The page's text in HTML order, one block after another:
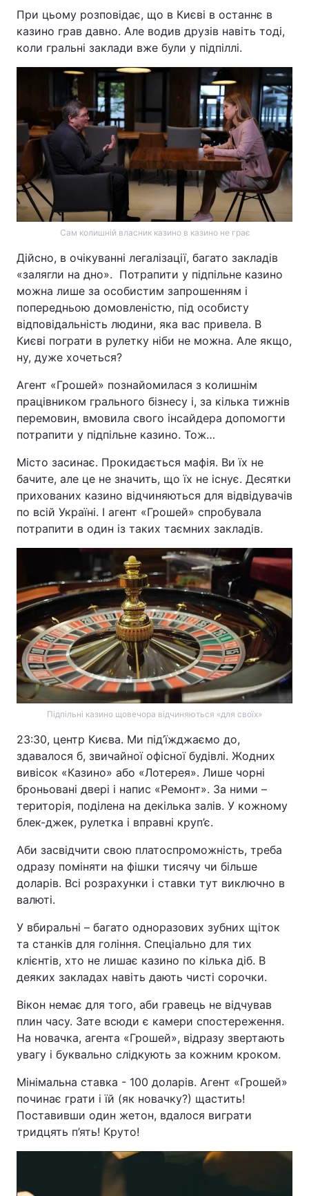
При цьому розповідає, що в Києві в останнє в
казино грав давно. Але водив друзів навіть тоді,
коли гральні заклади вже були у підпіллі.
Сам колишній власник казино в казино не грає
Дійсно, в очікуванні легалізації, багато закладів
«залягли на дно». Потрапити у підпільне казино
можна лише за особистим запрошенням і
попередньою домовленістю, під особисту
відповідальність людини, яка вас привела. В
Києві пограти в рулетку ніби не можна. Але якщо,
ну, дуже хочеться?
Агент «Грошей» познайомилася з колишнім
працівником грального бізнесу і, за кілька тижнів
перемовин, вмовила свого інсайдера допомогти
потрапити у підпільне казино. Тож…
Місто засинає. Прокидається мафія. Ви їх не
бачите, але це не значить, що їх не існує. Десятки
прихованих казино відчиняються для відвідувачів
по всій Україні. І агент «Грошей» спробувала
потрапити в один із таких таємних закладів.
Підпільні казино щовечора відчиняються «для своїх»
23:30, центр Києва. Ми під’їжджаємо до,
здавалося б, звичайної офісної будівлі. Жодних
вивісок «Казино» або «Лотерея». Лише чорні
броньовані двері і напис «Ремонт». За ними –
територія, поділена на декілька залів. У кожному
блек-джек, рулетка і вправні круп’є.
Аби засвідчити свою платоспроможність, треба
одразу поміняти на фішки тисячу чи більше
доларів. Всі розрахунки і ставки тут виключно в
валюті.
У вбиральні – багато одноразових зубних щіток
та станків для гоління. Спеціально для тих
клієнтів, хто не лишає казино по кілька діб. В
деяких закладах навіть дають чисті сорочки.
Вікон немає для того, аби гравець не відчував
плин часу. Зате всюди є камери спостереження.
На новачка, агента «Грошей», відразу звертають
увагу і буквально слідкують за кожним кроком.
Мінімальна ставка - 100 доларів. Агент «Грошей»
починає грати і їй (як новачку?) щастить!
Поставивши один жетон, вдалося виграти
тридцять п’ять! Круто!